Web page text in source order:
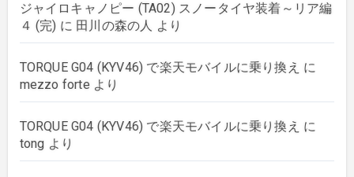
wordpress
ジャイロキャノピー (TA02) スノータイヤ装着～リア編
４ (完) に 田川の森の人 より
TORQUE G04 (KYV46) で楽天モバイルに乗り換え に
mezzo forteより
TORQUE G04 (KYV46) で楽天モバイルに乗り換え に
tong より